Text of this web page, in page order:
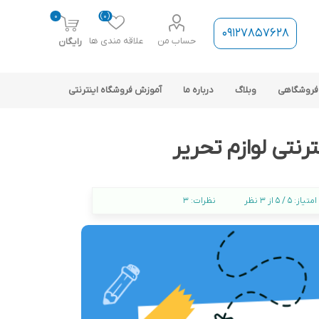
09127857628 حساب من علاقه مندی ها
(0)
0
رایگان
ارتباط فروشگاه با نرم افزار
حسابداری
وبلاگ درباره ما آموزش فروشگاه اینترنتی
لوازم تحریر
امتیاز: 5 / 5 از 3 نظر نظرات: 3